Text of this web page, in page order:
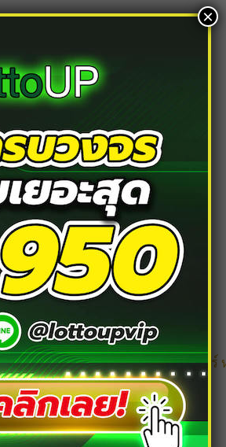
ำงานอาจเป็นทั้งเรื่องดีและเรื่องท้าทาย
งผลใหญ่ในอนาคต
นช่วยเปิดทางให้
การเสี่ยงดวงกับหวยฮานอยหวยสิงคโปร์
นานขึ้น
×